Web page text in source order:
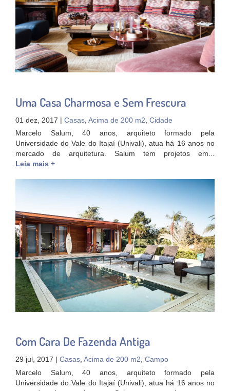
Uma Casa Charmosa e Sem Frescura
01 dez, 2017 | Casas Acima de 200 m2 Cidade
Marcelo Salum, 40 anos, arquiteto formado pela
Universidade do Vale do Itajaí (Univali), atua há 16 anos no
mercado de arquitetura. Salum tem projetos em...
Leia mais +
Com Cara De Fazenda Antiga
29 jul, 2017 | Casas, Acima de 200 m2, Campo
Marcelo Salum, 40 anos, arquiteto formado pela
Universidade do Vale do Itajaí (Univali), atua há 16 anos no